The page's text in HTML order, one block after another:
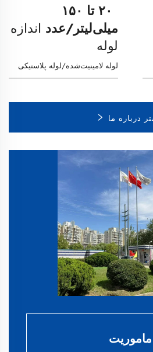
۲۰ تا ۱۵۰
میلی‌لیتر/عدد اندازه
لوله
لوله لامینیت‌شده/لوله پلاستیکی
درباره ما
ماموریت